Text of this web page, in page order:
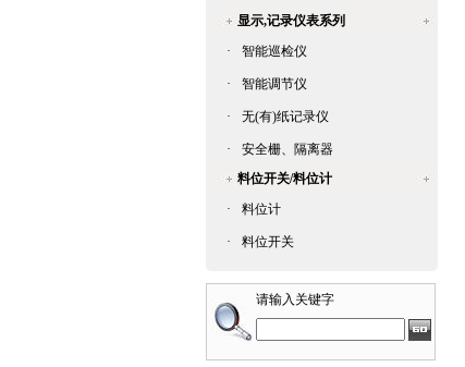
显示,记录仪表系列
·
智能巡检仪
· 智能调节仪
· 无(有)纸记录仪
·
安全栅、隔离器
料位开关/料位计
·
料位计
· 料位开关
请输入关键字